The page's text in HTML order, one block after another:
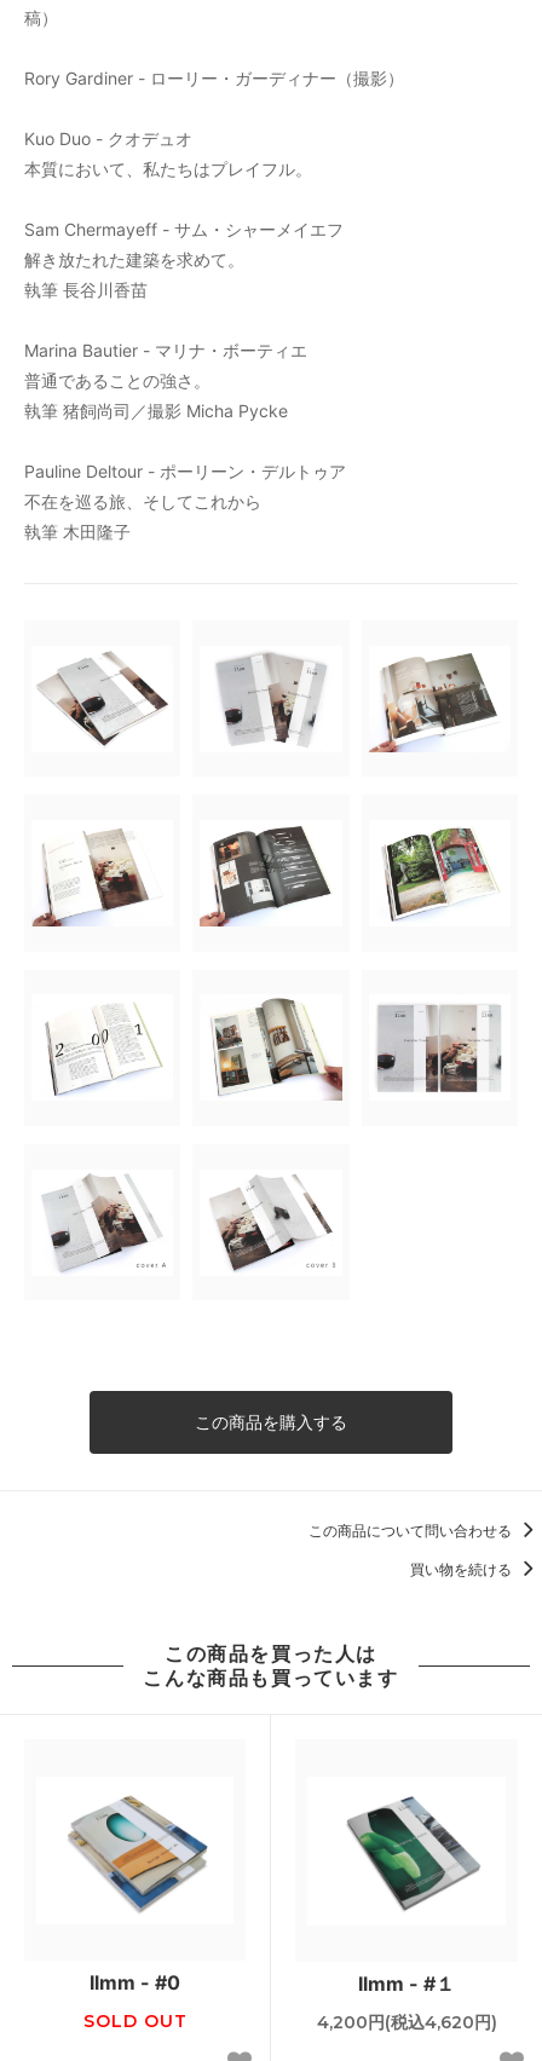
稿）
Rory Gardiner - ローリー・ガーディナー（撮影）
Kuo Duo - クオデュオ
本質において、私たちはプレイフル。
Sam Chermayeff - サム・シャーメイエフ
解き放たれた建築を求めて。
執筆 長谷川香苗
Marina Bautier - マリナ・ボーティエ
普通であることの強さ。
執筆 猪飼尚司／撮影 Micha Pycke
Pauline Deltour - ポーリーン・デルトゥア
不在を巡る旅、そしてこれから
執筆 木田隆子
この商品を購入する
この商品について問い合わせる
買い物を続ける
この商品を買った人は
こんな商品も買っています
Ilmm - #0
SOLD OUT
Ilmm - #１
4,200円(税込4,620円)